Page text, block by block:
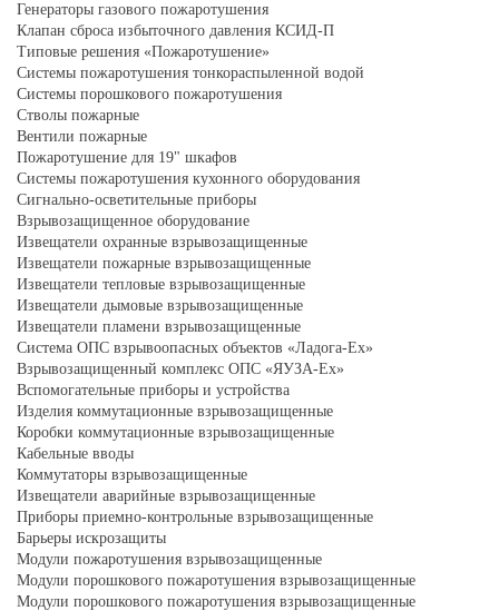
Генераторы газового пожаротушения
Клапан сброса избыточного давления КСИД-П
Типовые решения «Пожаротушение»
Системы пожаротушения тонкораспыленной водой
Системы порошкового пожаротушения
Стволы пожарные
Вентили пожарные
Пожаротушение для 19" шкафов
Системы пожаротушения кухонного оборудования
Сигнально-осветительные приборы
Взрывозащищенное оборудование
Извещатели охранные взрывозащищенные
Извещатели пожарные взрывозащищенные
Извещатели тепловые взрывозащищенные
Извещатели дымовые взрывозащищенные
Извещатели пламени взрывозащищенные
Система ОПС взрывоопасных объектов «Ладога-Ex»
Взрывозащищенный комплекс ОПС «ЯУЗА-Ех»
Вспомогательные приборы и устройства
Изделия коммутационные взрывозащищенные
Коробки коммутационные взрывозащищенные
Кабельные вводы
Коммутаторы взрывозащищенные
Извещатели аварийные взрывозащищенные
Приборы приемно-контрольные взрывозащищенные
Барьеры искрозащиты
Модули пожаротушения взрывозащищенные
Модули порошкового пожаротушения взрывозащищенные
Модули порошкового пожаротушения взрывозащищенные